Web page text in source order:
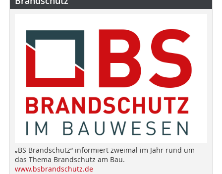
„BS Brandschutz“ informiert zweimal im Jahr rund um
das Thema Brandschutz am Bau.
www.bsbrandschutz.de